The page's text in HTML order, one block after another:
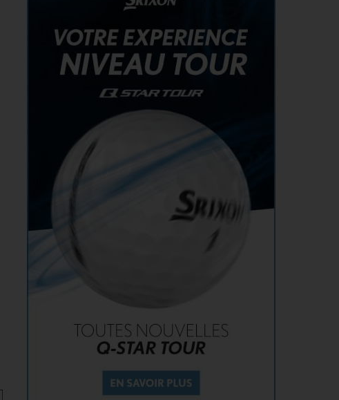
Fin de saison du PGA Tour : Mode d’emploi
SAVOIR VIVRE > LA COMPLAINTE DU GOLFEUR
Etiquette : ne cherchez pas d’excuse, tout le monde
s’en fiche !
Solheim Cup 2026 : ces cinq joueuses qui restent à
SOLHEIM CUP 2026 > QUALIFIÉES !
Angel Yin et Jennifer Kupcho rejoignent Nelly
Korda dans la liste des qualifiées pour la Solheim
Cup 2026
Qui est Tommy Morrison, la nouvelle pépite qui
s’apprête à débarquer sur le PGA Tour ?
FedExCup : Bradley, Day, Koepka, Finau… Pavon
Deux Françaises dans l’équipe européenne de
Solheim Cup